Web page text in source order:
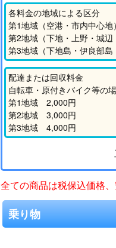
各料金の地域による区分
第1地域（空港・市内中心地）
第2地域（下地・上野・城辺
第3地域（下地島・伊良部島
配達または回収料金
自転車・原付きバイク等の
第1地域 2,000円
第2地域 3,000円
第3地域 4,000円
全ての商品は税保込価格
乗り物